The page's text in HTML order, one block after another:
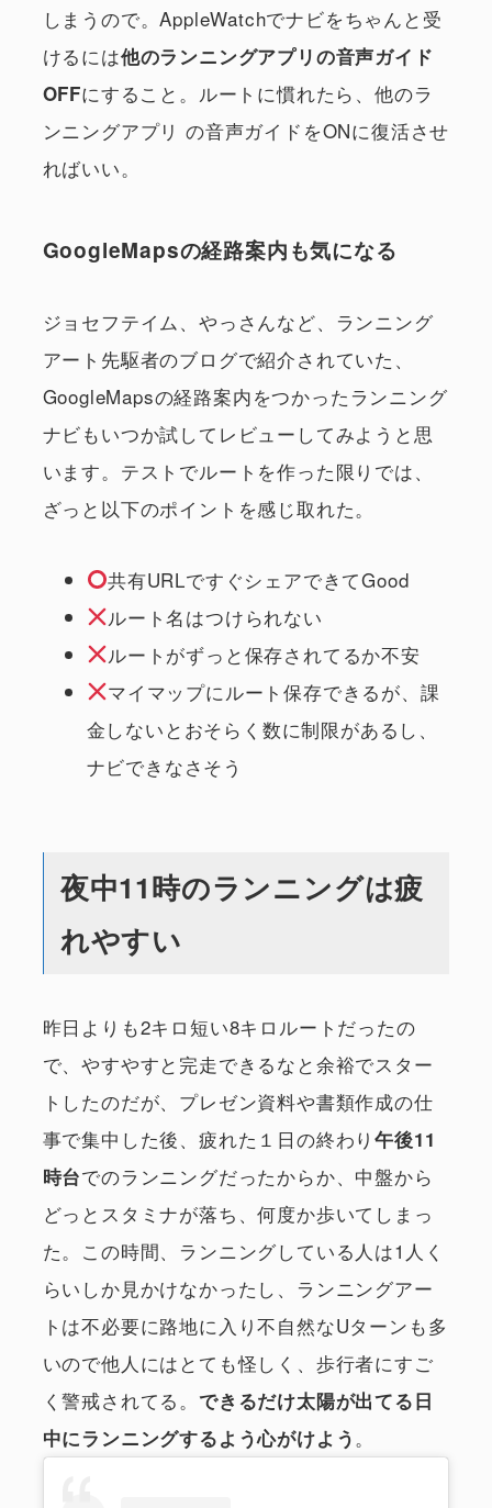
しまうので。AppleWatchでナビをちゃんと受
けるには他のランニングアプリの音声ガイド
OFFにすること。ルートに慣れたら、他のラ
ンニングアプリ の音声ガイドをONに復活させ
ればいい。
GoogleMapsの経路案内も気になる
ジョセフテイム、やっさんなど、ランニング
アート先駆者のブログで紹介されていた、
GoogleMapsの経路案内をつかったランニング
ナビもいつか試してレビューしてみようと思
います。テストでルートを作った限りでは、
ざっと以下のポイントを感じ取れた。
共有URLですぐシェアできてGood
ルート名はつけられない
ルートがずっと保存されてるか不安
マイマップにルート保存できるが、課
金しないとおそらく数に制限があるし、
ナビできなさそう
夜中11時のランニングは疲
れやすい
昨日よりも2キロ短い8キロルートだったの
で、やすやすと完走できるなと余裕でスター
トしたのだが、プレゼン資料や書類作成の仕
事で集中した後、疲れた１日の終わり午後11
時台でのランニングだったからか、中盤から
どっとスタミナが落ち、何度か歩いてしまっ
た。この時間、ランニングしている人は1人く
らいしか見かけなかったし、ランニングアー
トは不必要に路地に入り不自然なUターンも多
いので他人にはとても怪しく、歩行者にすご
く警戒されてる。 できるだけ太陽が出てる日
中にランニングするよう心がけよう 。